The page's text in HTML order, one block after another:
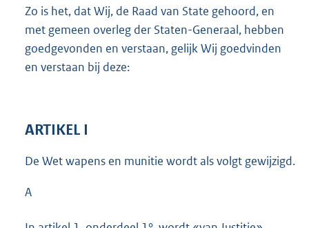
Zo is het, dat Wij, de Raad van State gehoord, en
met gemeen overleg der Staten-Generaal, hebben
goedgevonden en verstaan, gelijk Wij goedvinden
en verstaan bij deze:
ARTIKEL I
De Wet wapens en munitie wordt als volgt gewijzigd.
A